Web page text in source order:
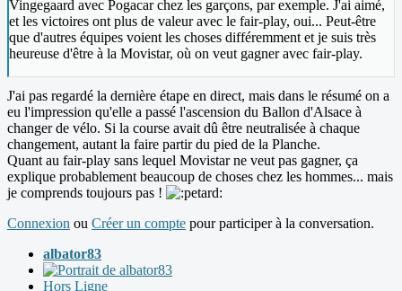
Vingegaard avec Pogacar chez les garçons, par exemple. J'ai aimé,
et les victoires ont plus de valeur avec le fair-play, oui... Peut-être
que d'autres équipes voient les choses différemment et je suis très
heureuse d'être à la Movistar, où on veut gagner avec fair-play.
J'ai pas regardé la dernière étape en direct, mais dans le résumé on a
eu l'impression qu'elle a passé l'ascension du Ballon d'Alsace à
changer de vélo. Si la course avait dû être neutralisée à chaque
changement, autant la faire partir du pied de la Planche.
Quant au fair-play sans lequel Movistar ne veut pas gagner, ça
explique probablement beaucoup de choses chez les hommes... mais
je comprends toujours pas !
Connexion ou Créer un compte pour participer à la conversation.
albator83
Hors Ligne